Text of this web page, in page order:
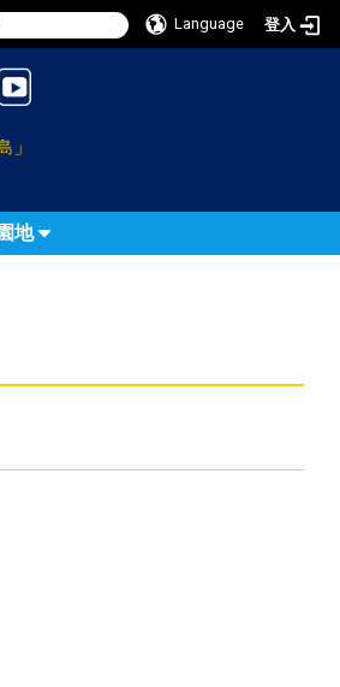
Language 登入
」
地